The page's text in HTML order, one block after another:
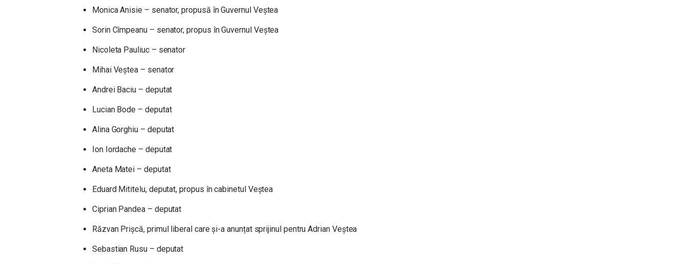
Monica Anisie – senator, propusă în Guvernul Veștea
Sorin Cîmpeanu – senator, propus în Guvernul Veștea
Nicoleta Pauliuc – senator
Mihai Veștea – senator
Andrei Baciu – deputat
Lucian Bode – deputat
Alina Gorghiu – deputat
Ion Iordache – deputat
Aneta Matei – deputat
Eduard Mititelu, deputat, propus în cabinetul Veștea
Ciprian Pandea – deputat
Răzvan Prișcă, primul liberal care și-a anunțat sprijinul pentru Adrian Veștea
Sebastian Rusu – deputat